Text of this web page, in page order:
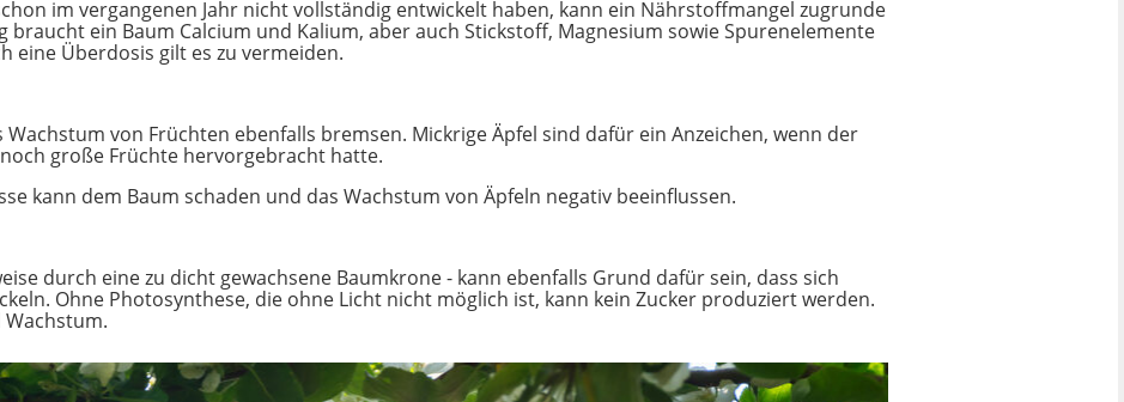
im vergangenen Jahr nicht vollständig entwickelt haben, kann ein Nährstoffmangel zugrunde
braucht ein Baum Calcium und Kalium, aber auch Stickstoff, Magnesium sowie Spurenelemente
eine Überdosis gilt es zu vermeiden.
Wachstum von Früchten ebenfalls bremsen. Mickrige Äpfel sind dafür ein Anzeichen, wenn der
große Früchte hervorgebracht hatte.
kann dem Baum schaden und das Wachstum von Äpfeln negativ beeinflussen.
durch eine zu dicht gewachsene Baumkrone - kann ebenfalls Grund dafür sein, dass sich
Ohne Photosynthese, die ohne Licht nicht möglich ist, kann kein Zucker produziert werden.